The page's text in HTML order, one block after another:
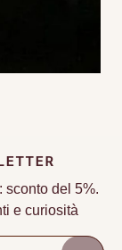
sconto del 5%.
e curiosità